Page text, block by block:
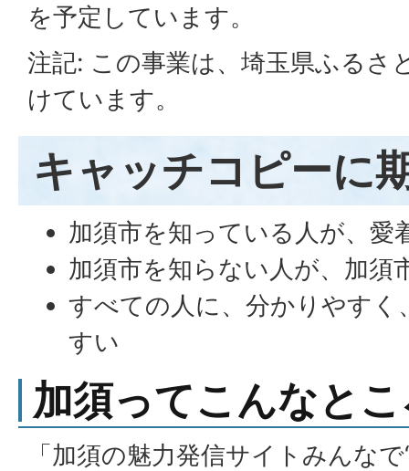
を予定しています。
注記: この事業は、埼玉県ふるさ
けています。
キャッチコピーに
加須市を知っている人が、愛
加須市を知らない人が、加須
すべての人に、分かりやすく
すい
加須ってこんなと
「加須の魅力発信サイトみんな